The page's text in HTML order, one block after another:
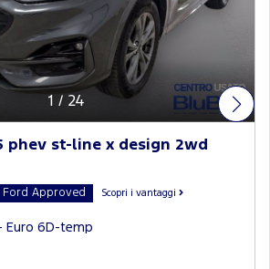
1 / 24
phev st-line x design 2wd
Ford Approved Scopri i vantaggi
Euro 6D-temp